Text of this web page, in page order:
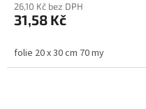
26,10 Kč bez DPH
31,58 Kč
folie 20 x 30 cm 70 my